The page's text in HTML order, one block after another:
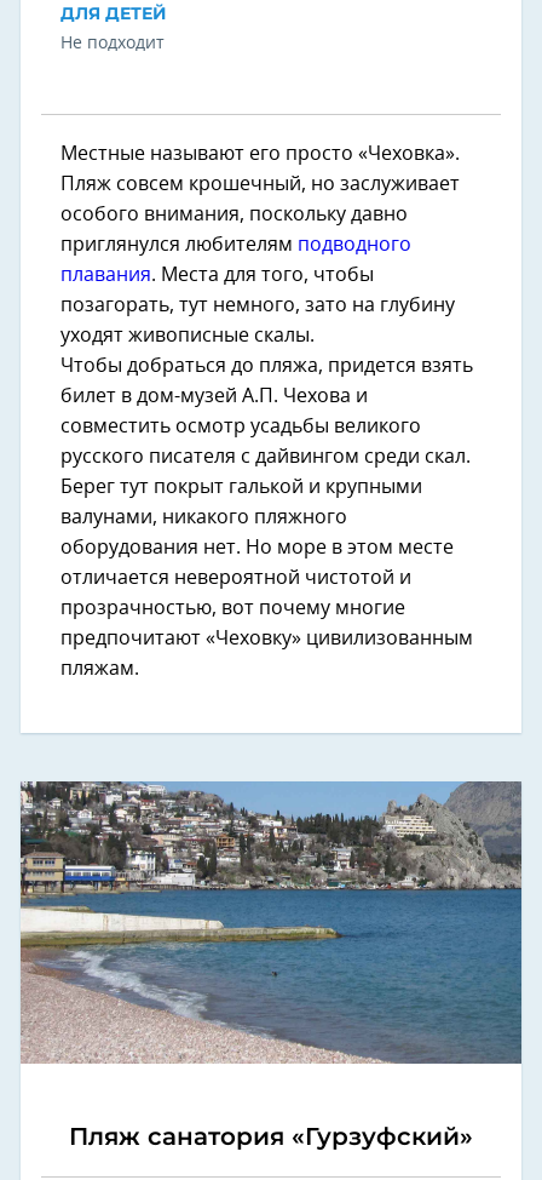
ДЛЯ ДЕТЕЙ
Не подходит
Местные называют его просто «Чеховка».
Пляж совсем крошечный, но заслуживает
особого внимания, поскольку давно
приглянулся любителям подводного
плавания. Места для того, чтобы
позагорать, тут немного, зато на глубину
уходят живописные скалы.
Чтобы добраться до пляжа, придется взять
билет в дом-музей А.П. Чехова и
совместить осмотр усадьбы великого
русского писателя с дайвингом среди скал.
Берег тут покрыт галькой и крупными
валунами, никакого пляжного
оборудования нет. Но море в этом месте
отличается невероятной чистотой и
прозрачностью, вот почему многие
предпочитают «Чеховку» цивилизованным
пляжам.
Пляж санатория «Гурзуфский»